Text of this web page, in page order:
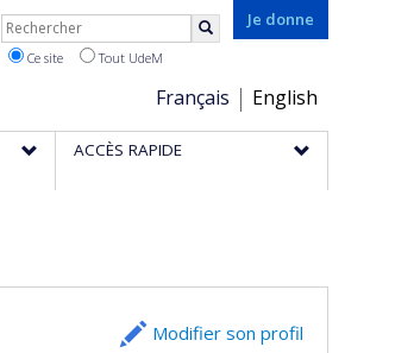
Je donne
Choix
de
la
Français English
Rechercher
Ce site Tout UdeM
ACCÈS RAPIDE
Modifier son profil